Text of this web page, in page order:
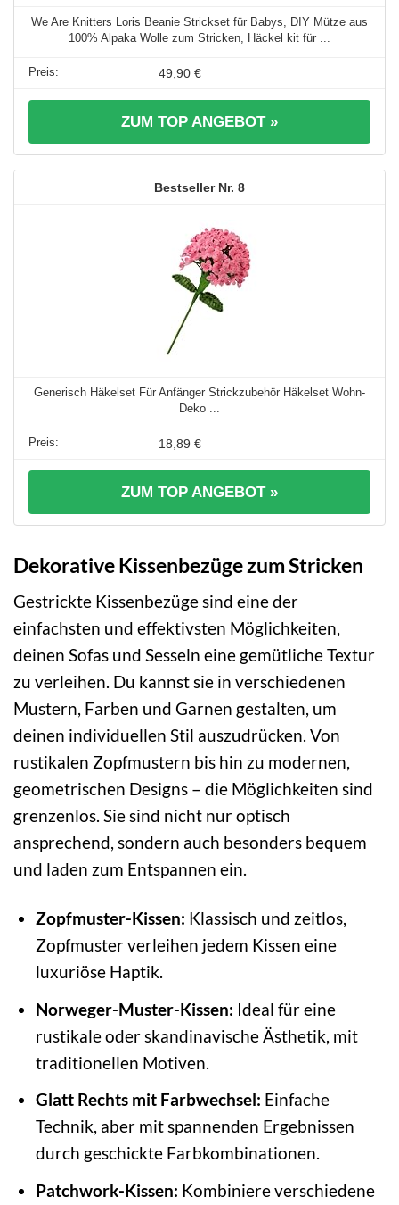
We Are Knitters Loris Beanie Strickset für Babys, DIY Mütze aus
100% Alpaka Wolle zum Stricken, Häckel kit für ...
49,90 €
ZUM TOP ANGEBOT »
8
Generisch Häkelset Für Anfänger Strickzubehör Häkelset Wohn-
Deko ...
18,89 €
ZUM TOP ANGEBOT »
Dekorative Kissenbezüge zum Stricken
Gestrickte Kissenbezüge sind eine der
einfachsten und effektivsten Möglichkeiten,
deinen Sofas und Sesseln eine gemütliche Textur
zu verleihen. Du kannst sie in verschiedenen
Mustern, Farben und Garnen gestalten, um
deinen individuellen Stil auszudrücken. Von
rustikalen Zopfmustern bis hin zu modernen,
geometrischen Designs – die Möglichkeiten sind
grenzenlos. Sie sind nicht nur optisch
ansprechend, sondern auch besonders bequem
und laden zum Entspannen ein.
Zopfmuster-Kissen: Klassisch und zeitlos,
Zopfmuster verleihen jedem Kissen eine
luxuriöse Haptik.
Norweger-Muster-Kissen: Ideal für eine
rustikale oder skandinavische Ästhetik, mit
traditionellen Motiven.
Glatt Rechts mit Farbwechsel: Einfache
Technik, aber mit spannenden Ergebnissen
durch geschickte Farbkombinationen.
Patchwork-Kissen: Kombiniere verschiedene